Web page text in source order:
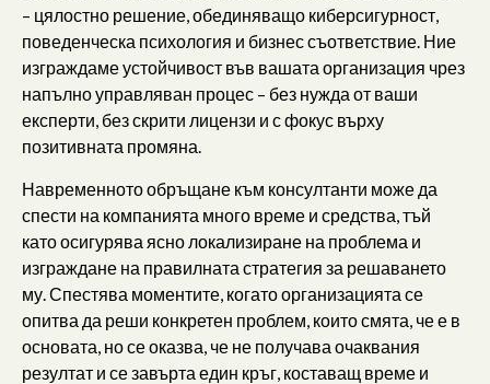
– цялостно решение, обединяващо киберсигурност,
поведенческа психология и бизнес съответствие. Ние
изграждаме устойчивост във вашата организация чрез
напълно управляван процес – без нужда от ваши
експерти, без скрити лицензи и с фокус върху
позитивната промяна.
Навременното обръщане към консултанти може да
спести на компанията много време и средства, тъй
като осигурява ясно локализиране на проблема и
изграждане на правилната стратегия за решаването
му. Спестява моментите, когато организацията се
опитва да реши конкретен проблем, които смята, че е в
основата, но се оказва, че не получава очаквания
резултат и се завърта един кръг, коставащ време и